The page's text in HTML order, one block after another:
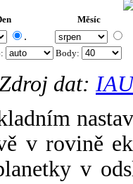
Měsíc
.
Body:
dat:
v rovině
v